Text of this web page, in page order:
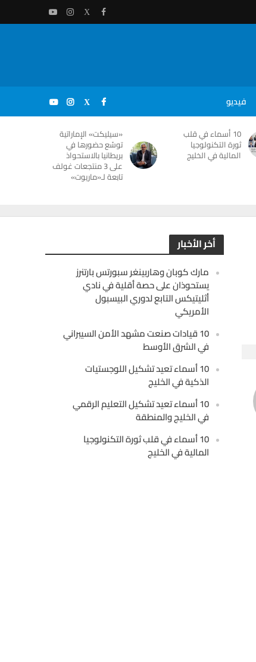
فيديو
10 أسماء في قلب
ثورة التكنولوجيا
المالية في الخليج
«سيليكت» الإماراتية
توسّع حضورها في
بريطانيا بالاستحواذ
على 3 منتجعات غولف
تابعة لـ«ماريوت»
أخر الأخبار
مارك كوبان وهاربينغر سبورتس بارتنرز
يستحوذان على حصة أقلية في نادي
أثليتيكس التابع لدوري البيسبول
الأمريكي
10 قيادات صنعت مشهد الأمن السيبراني
في الشرق الأوسط
10 أسماء تعيد تشكيل اللوجستيات
الذكية في الخليج
10 أسماء تعيد تشكيل التعليم الرقمي
في الخليج والمنطقة
10 أسماء في قلب ثورة التكنولوجيا
المالية في الخليج